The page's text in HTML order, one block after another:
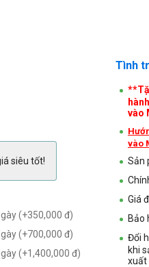
siêu tốt!
(+350,000 đ)
(+700,000 đ)
(+1,400,000 đ)
Tình
vào
vào
Sản
Giá
Bảo
Đổi
khi
xuất